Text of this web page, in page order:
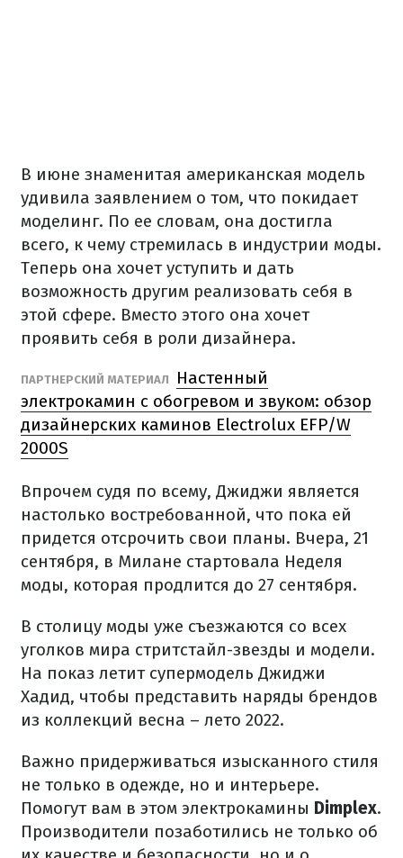
В июне знаменитая американская модель
удивила заявлением о том, что покидает
моделинг. По ее словам, она достигла
всего, к чему стремилась в индустрии моды.
Теперь она хочет уступить и дать
возможность другим реализовать себя в
этой сфере. Вместо этого она хочет
проявить себя в роли дизайнера.
ПАРТНЕРСКИЙ МАТЕРИАЛ
Настенный
электрокамин с обогревом и звуком: обзор
дизайнерских каминов Electrolux EFP/W
2000S
Впрочем судя по всему, Джиджи является
настолько востребованной, что пока ей
придется отсрочить свои планы. Вчера, 21
сентября, в Милане стартовала Неделя
моды, которая продлится до 27 сентября.
В столицу моды уже съезжаются со всех
уголков мира стритстайл-звезды и модели.
На показ летит супермодель Джиджи
Хадид, чтобы представить наряды брендов
из коллекций весна – лето 2022.
Важно придерживаться изысканного стиля
не только в одежде, но и интерьере.
Помогут вам в этом электрокамины Dimplex.
Производители позаботились не только об